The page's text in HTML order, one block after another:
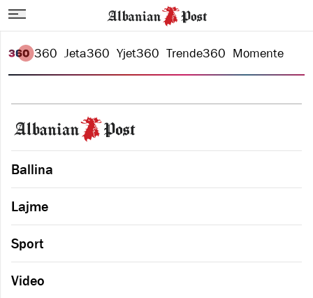
360 Jeta360 Yjet360 Trende360 Momente
Ballina
Lajme
Sport
Video